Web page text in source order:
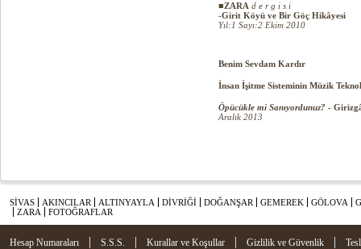
■ZARA d e r g i s i
-Girit Köyü ve Bir Göç Hikâyesi
Yıl:1 Sayı:2 Ekim 2010
Benim Sevdam Kardır
İnsan İşitme Sisteminin Müzik
Öpücükle mi Sanıyordunuz? -
Aralık 2013
SİVAS AKINCILAR ALTINYAYLA DİVRİĞİ DOĞANŞAR GEMEREK GÖLOVA
ZARA
FOTOĞRAFLAR
Hesap Numaraları | S.S.S. | Kurallar ve Koşullar | Gizlilik ve Güvenlik |